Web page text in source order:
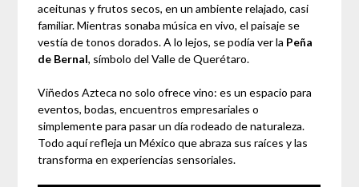
aceitunas y frutos secos, en un ambiente relajado, casi
familiar. Mientras sonaba música en vivo, el paisaje se
vestía de tonos dorados. A lo lejos, se podía ver la Peña
de Bernal, símbolo del Valle de Querétaro.
Viñedos Azteca no solo ofrece vino: es un espacio para
eventos, bodas, encuentros empresariales o
simplemente para pasar un día rodeado de naturaleza.
Todo aquí refleja un México que abraza sus raíces y las
transforma en experiencias sensoriales.